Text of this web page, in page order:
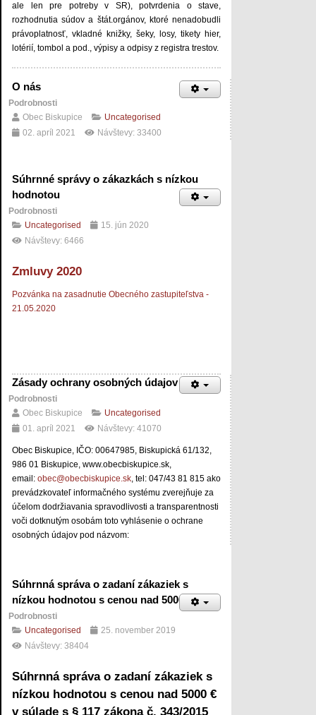
ale len pre potreby v SR), potvrdenia o stave,
rozhodnutia súdov a štát.orgánov, ktoré nenadobudli
právoplatnosť, vkladné knižky, šeky, losy, tikety hier,
lotérií, tombol a pod., výpisy a odpisy z registra trestov.
O nás
Podrobnosti
Obec Biskupice
Uncategorised
02. apríl 2021
Návštevy: 33400
Súhrnné správy o zákazkách s nízkou
hodnotou
Podrobnosti
Uncategorised
15. jún 2020
Návštevy: 6466
Zmluvy 2020
Pozvánka na zasadnutie Obecného zastupiteľstva -
21.05.2020
Zásady ochrany osobných údajov
Podrobnosti
Obec Biskupice
Uncategorised
01. apríl 2021
Návštevy: 41070
Obec Biskupice, IČO: 00647985, Biskupická 61/132,
986 01 Biskupice, www.obecbiskupice.sk,
email: obec@obecbiskupice.sk, tel: 047/43 81 815 ako
prevádzkovateľ informačného systému zverejňuje za
účelom dodržiavania spravodlivosti a transparentnosti
voči dotknutým osobám toto vyhlásenie o ochrane
osobných údajov pod názvom:
Súhrnná správa o zadaní zákaziek s
nízkou hodnotou s cenou nad 5000 €
Podrobnosti
Uncategorised
25. november 2019
Návštevy: 38404
Súhrnná správa o zadaní zákaziek s
nízkou hodnotou s cenou nad 5000 €
v súlade s § 117 zákona č. 343/2015